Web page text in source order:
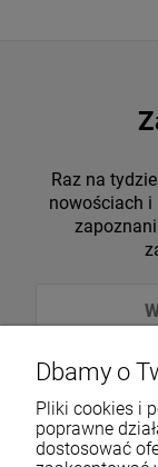
Raz na
nowościach i
Dbamy o
Pliki cookies i
poprawne
dostosować